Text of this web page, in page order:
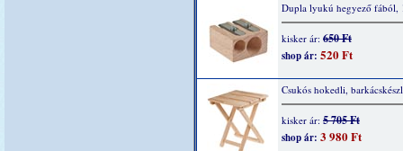
Dupla lyukú hegyező fából,
kisker ár: 650 Ft
shop ár: 520 Ft
Csukós hokedli,
kisker ár: 5 705 Ft
shop ár: 3 980 Ft